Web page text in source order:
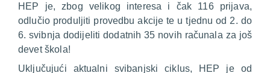
HEP je, zbog velikog interesa i čak 116 prijava,
odlučio produljiti provedbu akcije te u tjednu od 2. do
6. svibnja dodijeliti dodatnih 35 novih računala za još
devet škola!
Uključujući aktualni svibanjski ciklus, HEP je od